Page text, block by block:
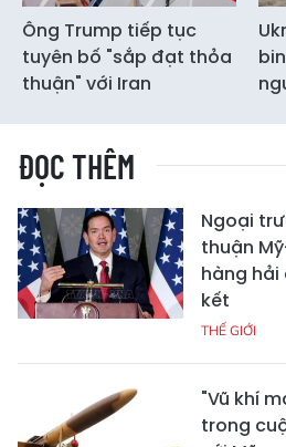
Ông Trump tiếp tục
tuyên bố "sắp đạt thỏa
thuận" với Iran
ĐỌC THÊM
Ngoại
thuận
hàng
kết
THẾ GIỚI
"Vũ khí
trong